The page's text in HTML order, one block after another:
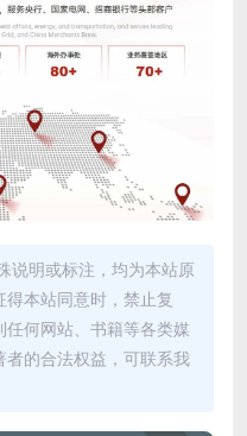
说明或标注，均为本站原
本站同意时，禁止复
何网站、书籍等各类媒
的合法权益，可联系我